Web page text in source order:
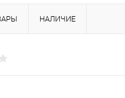
НАЛИЧИЕ